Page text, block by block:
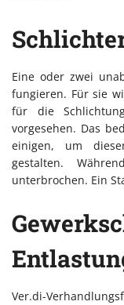
Eine oder zwei
fungieren. Für sie
für die
vorgesehen. Das
einigen, um
gestalten.
unterbrochen. Ein
Ver.di-